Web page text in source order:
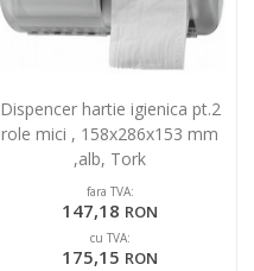
Dispencer hartie igienica pt.2
role mici , 158x286x153 mm
,alb, Tork
fara TVA:
147,18 RON
cu TVA:
175,15 RON